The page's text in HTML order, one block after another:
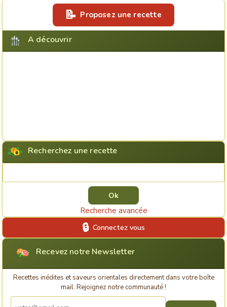
Proposez une recette
A découvrir
Recherchez une recette
Recherche avancée
Connectez vous
Recevez notre Newsletter
Recettes inédites et saveurs orientales directement dans votre boîte
mail. Rejoignez notre communauté !